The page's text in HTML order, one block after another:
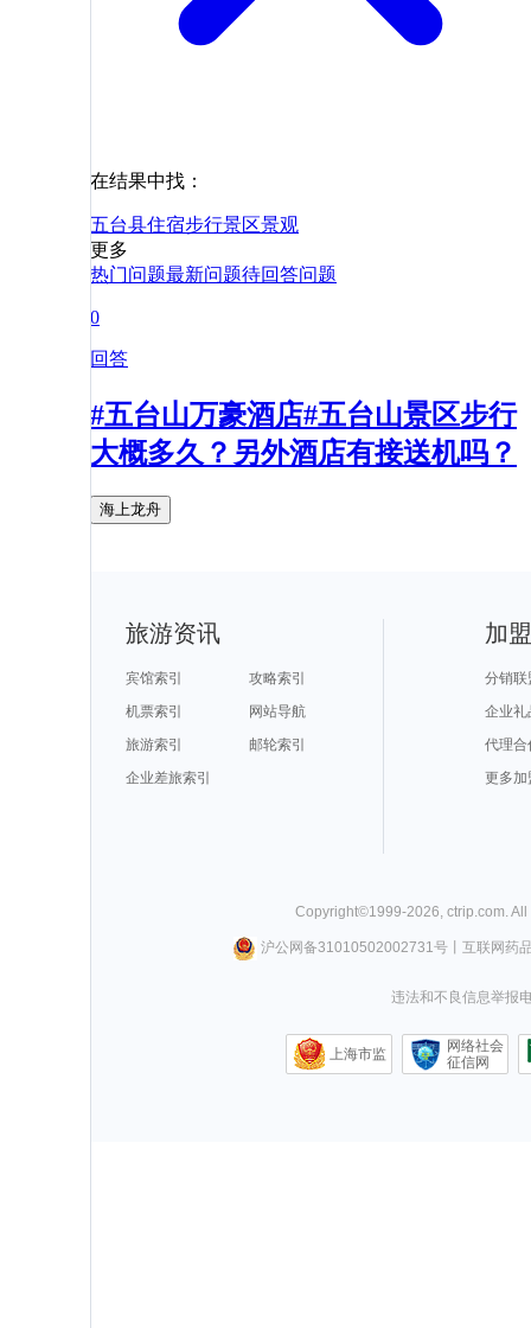
在结果中找：
五台县住宿步行景区景观
更多
热门问题最新问题待回答问题
0
回答
#五台山万豪酒店#五台山景区步行
大概多久？另外酒店有接送机吗？
海上龙舟
旅游资讯
宾馆索引
攻略索引
机票索引
网站导航
旅游索引
邮轮索引
企业差旅索引
加
分销联
企业礼
代理合
更多加
Copyright©1999-2026 ctrip.com .
沪公网备31010502002731号丨 互联网药
违法和不良信息举报
上海市监
网络社会
征信网